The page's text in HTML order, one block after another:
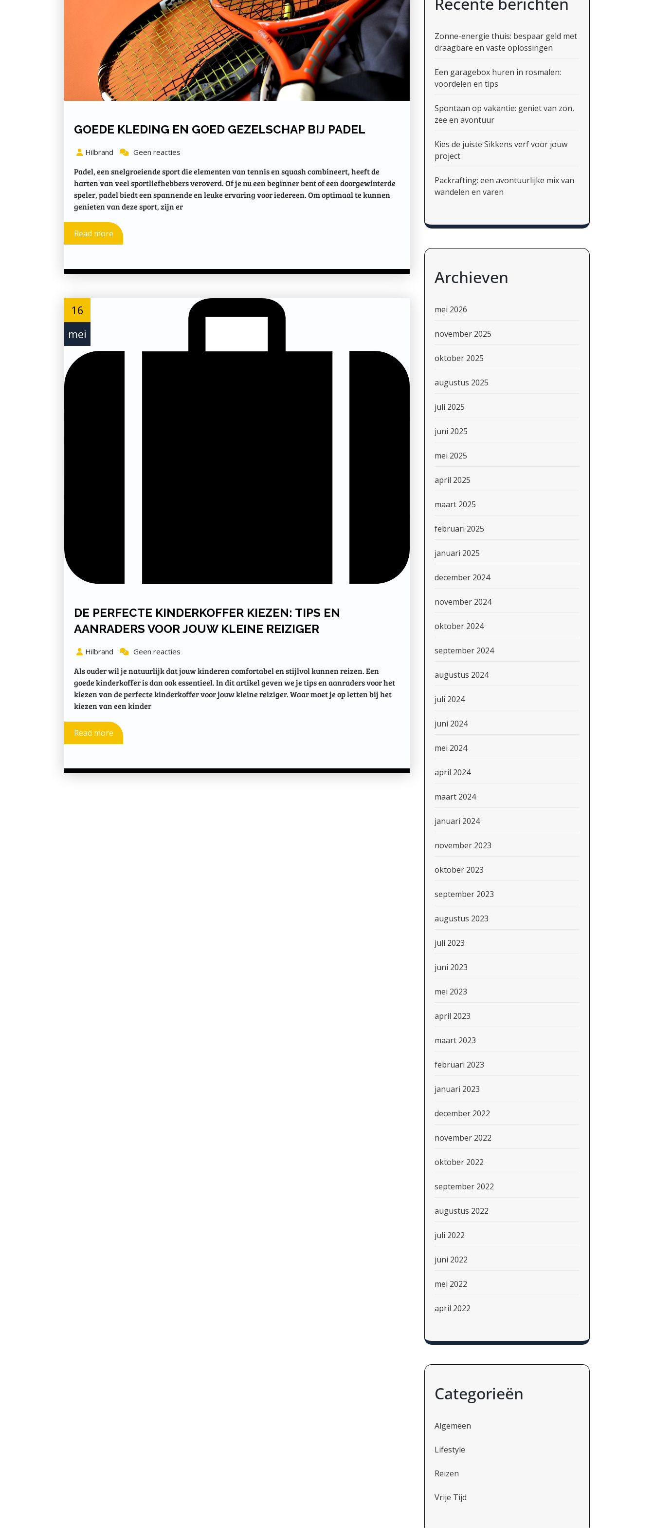
GOEDE KLEDING EN GOED GEZELSCHAP BIJ PADEL
Hilbrand Geen reacties
Padel, een snelgroeiende sport die elementen van tennis en squash combineert, heeft de
harten van veel sportliefhebbers veroverd. Of je nu een beginner bent of een doorgewinterde
speler, padel biedt een spannende en leuke ervaring voor iedereen. Om optimaal te kunnen
genieten van deze sport, zijn er
Read more
16
mei
DE PERFECTE KINDERKOFFER KIEZEN: TIPS EN
AANRADERS VOOR JOUW KLEINE REIZIGER
Hilbrand Geen reacties
Als ouder wil je natuurlijk dat jouw kinderen comfortabel en stijlvol kunnen reizen. Een
goede kinderkoffer is dan ook essentieel. In dit artikel geven we je tips en aanraders voor het
kiezen van de perfecte kinderkoffer voor jouw kleine reiziger. Waar moet je op letten bij het
kiezen van een kinder
Read more
Zonne-energie thuis: bespaar geld met
draagbare en vaste oplossingen
Een garagebox huren in rosmalen:
voordelen en tips
Spontaan op vakantie: geniet van zon,
zee en avontuur
Kies de juiste Sikkens verf voor jouw
project
Packrafting: een avontuurlijke mix van
wandelen en varen
Archieven
mei 2026
november 2025
oktober 2025
augustus 2025
juli 2025
juni 2025
mei 2025
april 2025
maart 2025
februari 2025
januari 2025
december 2024
november 2024
oktober 2024
september 2024
augustus 2024
juli 2024
juni 2024
mei 2024
april 2024
maart 2024
januari 2024
november 2023
oktober 2023
september 2023
augustus 2023
juli 2023
juni 2023
mei 2023
april 2023
maart 2023
februari 2023
januari 2023
december 2022
november 2022
oktober 2022
september 2022
augustus 2022
juli 2022
juni 2022
mei 2022
april 2022
Categorieën
Algemeen
Lifestyle
Reizen
Vrije Tijd